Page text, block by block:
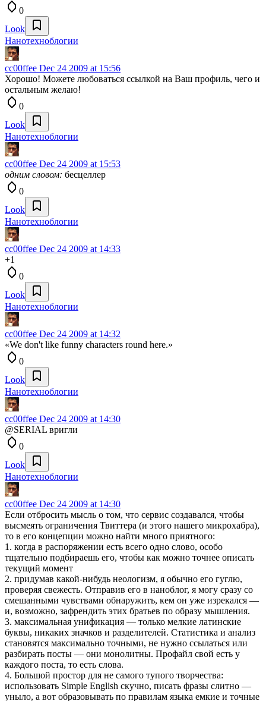
0
Look
Нанотехноблогии
cc00ffee Dec 24 2009 at 15:56
Хорошо! Можете любоваться ссылкой на Ваш профиль, чего и
остальным желаю!
0
Look
Нанотехноблогии
cc00ffee Dec 24 2009 at 15:53
одним словом: бесцеллер
0
Look
Нанотехноблогии
cc00ffee Dec 24 2009 at 14:33
+1
0
Look
Нанотехноблогии
cc00ffee Dec 24 2009 at 14:32
«We don't like funny characters round here.»
0
Look
Нанотехноблогии
cc00ffee Dec 24 2009 at 14:30
@SERIAL вригли
0
Look
Нанотехноблогии
cc00ffee Dec 24 2009 at 14:30
Если отбросить мысль о том, что сервис создавался, чтобы
высмеять ограничения Твиттера (и этого нашего микрохабра),
то в его концепции можно найти много приятного:
1. когда в распоряжении есть всего одно слово, особо
тщательно подбираешь его, чтобы как можно точнее описать
текущий момент
2. придумав какой-нибудь неологизм, я обычно его гуглю,
проверяя свежесть. Отправив его в наноблог, я могу сразу со
смешанными чувствами обнаружить, кем он уже изрекался —
и, возможно, зафрендить этих братьев по образу мышления.
3. максимальная унификация — только мелкие латинские
буквы, никаких значков и разделителей. Статистика и анализ
становятся максимально точными, не нужно ссылаться или
разбирать посты — они монолитны. Профайл свой есть у
каждого поста, то есть слова.
4. Большой простор для не самого тупого творчества:
использовать Simple English скучно, писать фразы слитно —
уныло, а вот образовывать по правилам языка емкие и точные